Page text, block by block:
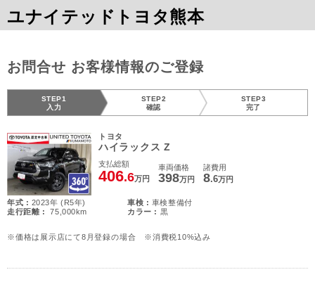
ユナイテッドトヨタ熊本
お問合せ お客様情報のご登録
STEP1
入力
STEP2
確認
STEP3
完了
トヨタ
ハイラックス Z
支払総額
406.6万円
車両価格
398万円
諸費用
8.6万円
年式 : 2023年 (R5年) 車検 : 車検整備付
走行距離 :
75,000km カラー : 黒
※価格は展示店にて8月登録の場合 ※消費税10%込み